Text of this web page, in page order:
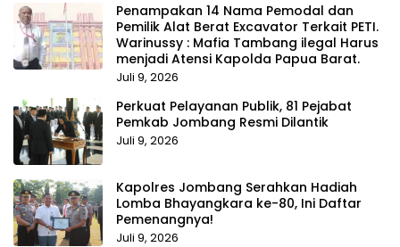
Penampakan 14 Nama Pemodal dan
Pemilik Alat Berat Excavator Terkait PETI.
Warinussy : Mafia Tambang ilegal Harus
menjadi Atensi Kapolda Papua Barat.
Juli 9, 2026
Perkuat Pelayanan Publik, 81 Pejabat
Pemkab Jombang Resmi Dilantik
Juli 9, 2026
Kapolres Jombang Serahkan Hadiah
Lomba Bhayangkara ke-80, Ini Daftar
Pemenangnya!
Juli 9, 2026